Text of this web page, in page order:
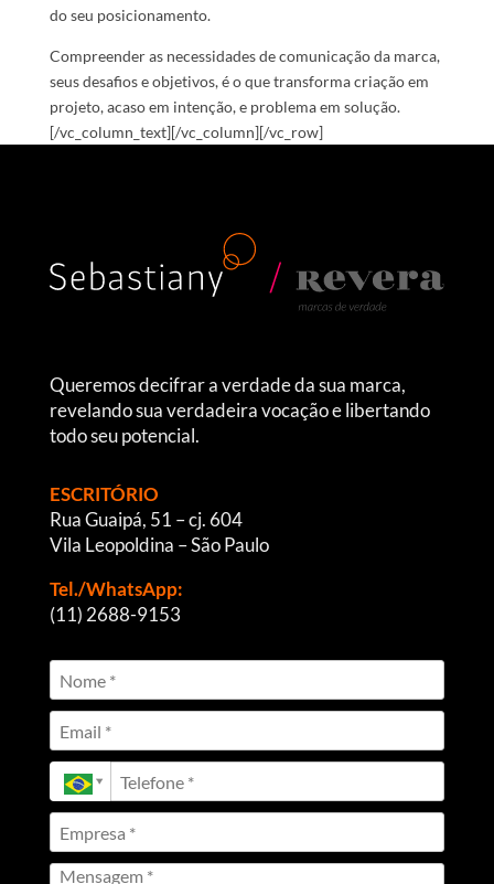
do seu posicionamento.
Compreender as necessidades de comunicação da marca,
seus desafios e objetivos, é o que transforma criação em
projeto, acaso em intenção, e problema em solução.
[/vc_column_text][/vc_column][/vc_row]
Queremos decifrar a verdade da sua marca,
revelando sua verdadeira vocação e libertando
todo seu potencial.
ESCRITÓRIO
Rua Guaipá, 51 – cj. 604
Vila Leopoldina – São Paulo
Tel./WhatsApp:
(11) 2688-9153